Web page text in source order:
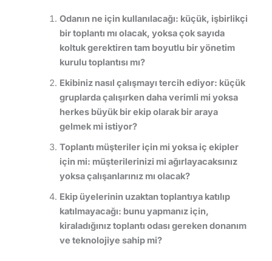
Odanın ne için kullanılacağı: küçük, işbirlikçi
bir toplantı mı olacak, yoksa çok sayıda
koltuk gerektiren tam boyutlu bir yönetim
kurulu toplantısı mı?
Ekibiniz nasıl çalışmayı tercih ediyor: küçük
gruplarda çalışırken daha verimli mi yoksa
herkes büyük bir ekip olarak bir araya
gelmek mi istiyor?
Toplantı müşteriler için mi yoksa iç ekipler
için mi: müşterilerinizi mi ağırlayacaksınız
yoksa çalışanlarınız mı olacak?
Ekip üyelerinin uzaktan toplantıya katılıp
katılmayacağı: bunu yapmanız için,
kiraladığınız toplantı odası gereken donanım
ve teknolojiye sahip mi?